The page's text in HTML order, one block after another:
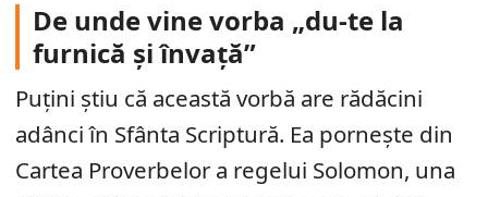
De unde vine vorba „du-te la
furnică și învață”
Puțini știu că această vorbă are rădăcini
adânci în Sfânta Scriptură. Ea pornește din
Cartea Proverbelor a regelui Solomon, una